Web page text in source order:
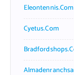
Eleontennis.com
Cyetus.com